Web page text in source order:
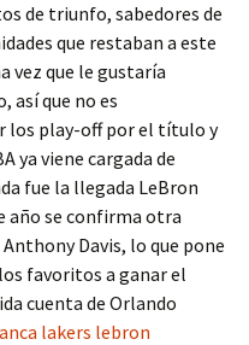
de triunfo, sabedores de
que restaban a este
vez que le gustaría
así que no es
los play-off por el título y
ya viene cargada de
fue la llegada LeBron
año se confirma otra
Davis, lo que pone
favoritos a ganar el
cuenta de Orlando
lakers lebron